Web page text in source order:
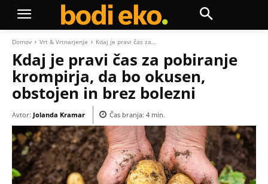
Domov Vrt & Vrtnarjenje Kdaj je pravi čas za...
Kdaj je pravi čas za pobiranje
krompirja, da bo okusen,
obstojen in brez bolezni
Avtor: Jolanda Kramar Čas branja: 4 min.